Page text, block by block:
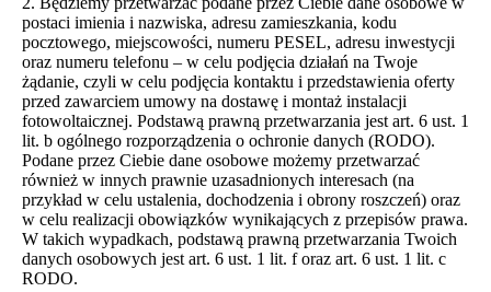
postaci imienia i nazwiska, adresu zamieszkania, kodu
pocztowego, miejscowości, numeru PESEL, adresu inwestycji
oraz numeru telefonu – w celu podjęcia działań na Twoje
żądanie, czyli w celu podjęcia kontaktu i przedstawienia oferty
przed zawarciem umowy na dostawę i montaż instalacji
fotowoltaicznej. Podstawą prawną przetwarzania jest art. 6 ust. 1
lit. b ogólnego rozporządzenia o ochronie danych (RODO).
Podane przez Ciebie dane osobowe możemy przetwarzać
również w innych prawnie uzasadnionych interesach (na
przykład w celu ustalenia, dochodzenia i obrony roszczeń) oraz
w celu realizacji obowiązków wynikających z przepisów prawa.
W takich wypadkach, podstawą prawną przetwarzania Twoich
danych osobowych jest art. 6 ust. 1 lit. f oraz art. 6 ust. 1 lit. c
RODO.